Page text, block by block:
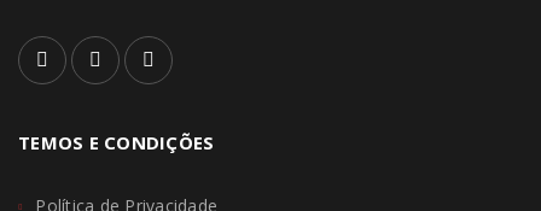
TEMOS E CONDIÇÕES
Política de Privacidade